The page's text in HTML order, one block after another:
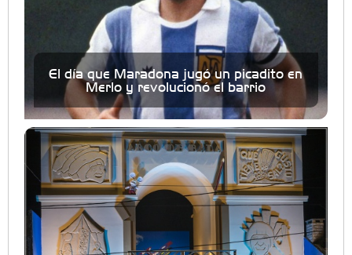
El día que Maradona jugó un picadito en
Merlo y revolucionó el barrio